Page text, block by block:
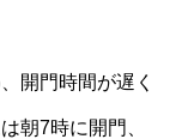
開門時間が遅く
朝7時に開門、